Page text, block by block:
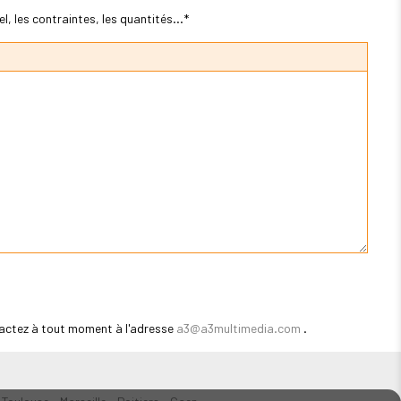
les contraintes, les quantités...*
à tout moment à l'adresse a3@a3multimedia.com .